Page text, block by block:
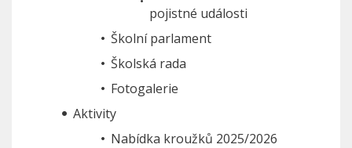
pojistné události
Školní parlament
Školská rada
Fotogalerie
Aktivity
Nabídka kroužků 2025/2026